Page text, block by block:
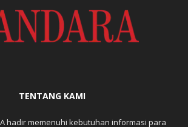
TENTANG KAMI
hadir memenuhi kebutuhan informasi para